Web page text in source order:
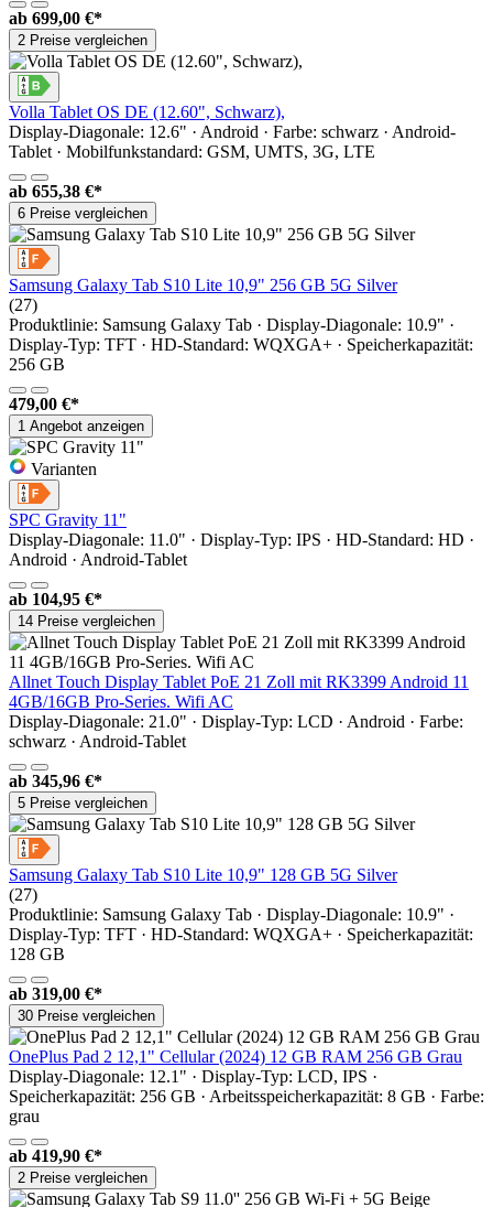
ab 699,00 €*
2 Preise vergleichen
Volla Tablet OS DE (12.60", Schwarz),
Display-Diagonale: 12.6" · Android · Farbe: schwarz · Android-
Tablet · Mobilfunkstandard: GSM, UMTS, 3G, LTE
ab 655,38 €*
6 Preise vergleichen
Samsung Galaxy Tab S10 Lite 10,9" 256 GB 5G Silver
(27)
Produktlinie: Samsung Galaxy Tab · Display-Diagonale: 10.9" ·
Display-Typ: TFT · HD-Standard: WQXGA+ · Speicherkapazität:
256 GB
479,00 €*
1 Angebot anzeigen
Varianten
SPC Gravity 11"
Display-Diagonale: 11.0" · Display-Typ: IPS · HD-Standard: HD ·
Android · Android-Tablet
ab 104,95 €*
14 Preise vergleichen
Allnet Touch Display Tablet PoE 21 Zoll mit RK3399 Android 11
4GB/16GB Pro-Series. Wifi AC
Display-Diagonale: 21.0" · Display-Typ: LCD · Android · Farbe:
schwarz · Android-Tablet
ab 345,96 €*
5 Preise vergleichen
Samsung Galaxy Tab S10 Lite 10,9" 128 GB 5G Silver
(27)
Produktlinie: Samsung Galaxy Tab · Display-Diagonale: 10.9" ·
Display-Typ: TFT · HD-Standard: WQXGA+ · Speicherkapazität:
128 GB
ab 319,00 €*
30 Preise vergleichen
OnePlus Pad 2 12,1" Cellular (2024) 12 GB RAM 256 GB Grau
Display-Diagonale: 12.1" · Display-Typ: LCD, IPS ·
Speicherkapazität: 256 GB · Arbeitsspeicherkapazität: 8 GB · Farbe:
grau
ab 419,90 €*
2 Preise vergleichen